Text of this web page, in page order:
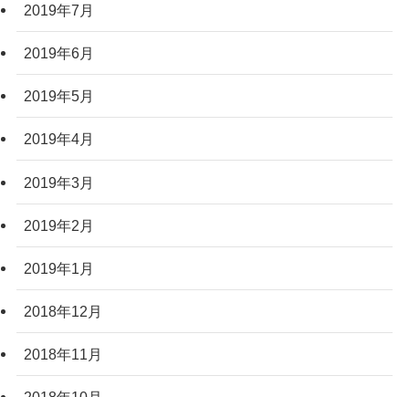
2019年7月
2019年6月
2019年5月
2019年4月
2019年3月
2019年2月
2019年1月
2018年12月
2018年11月